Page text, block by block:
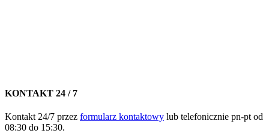
KONTAKT 24 / 7
Kontakt 24/7 przez formularz kontaktowy lub telefonicznie pn-pt od
08:30 do 15:30.